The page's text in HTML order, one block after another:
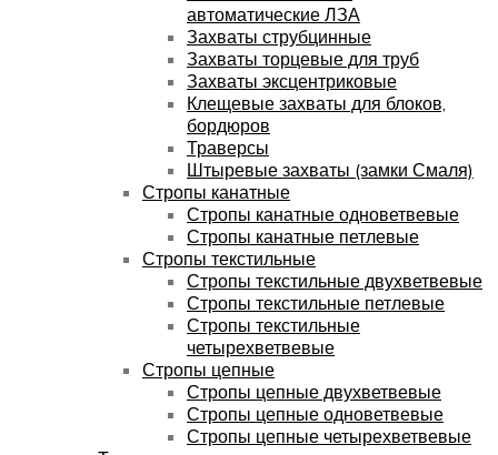
автоматические ЛЗА
Захваты струбцинные
Захваты торцевые для труб
Захваты эксцентриковые
Клещевые захваты для блоков,
бордюров
Траверсы
Штыревые захваты (замки Смаля)
Стропы канатные
Стропы канатные одноветвевые
Стропы канатные петлевые
Стропы текстильные
Стропы текстильные двухветвевые
Стропы текстильные петлевые
Стропы текстильные
четырехветвевые
Стропы цепные
Стропы цепные двухветвевые
Стропы цепные одноветвевые
Стропы цепные четырехветвевые